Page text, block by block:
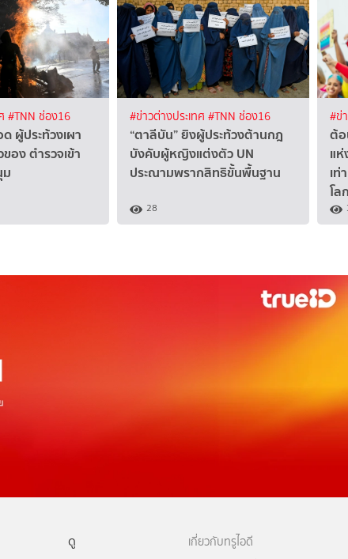
#TNN ช่อง16
ด ผู้ประท้วงเผา
อง ตำรวจเข้า
#ข่าวต่างประเทศ #TNN ช่อง16
“ตาลีบัน” ยิงผู้ประท้วงต้านกฎ
บังคับผู้หญิงแต่งตัว UN
ประณามพรากสิทธิขั้นพื้นฐาน
28
#ข่
ต้อ
แ
เท่
โล
ดู
เกี่ยวกับทรูไอดี